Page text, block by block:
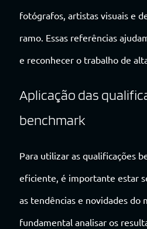
fotógrafos, artistas visuais e
ramo. Essas referências
e reconhecer o trabalho de
Aplicação das
benchmark
Para utilizar as qualificações
eficiente, é importante estar
as tendências e novidades do
fundamental analisar os